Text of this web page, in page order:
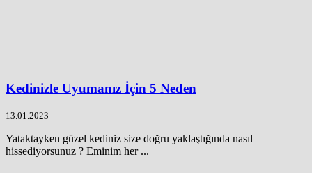
Kedinizle Uyumanız İçin 5 Neden
13.01.2023
Yataktayken güzel kediniz size doğru yaklaştığında nasıl
hissediyorsunuz ? Eminim her ...